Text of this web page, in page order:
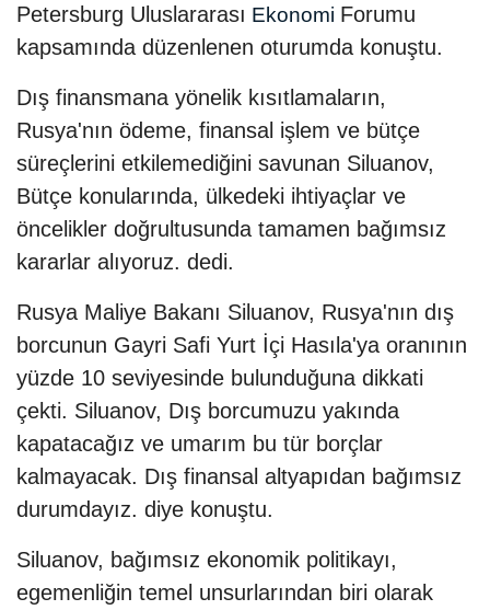
Petersburg Uluslararası Ekonomi Forumu
kapsamında düzenlenen oturumda konuştu.
Dış finansmana yönelik kısıtlamaların,
Rusya'nın ödeme, finansal işlem ve bütçe
süreçlerini etkilemediğini savunan Siluanov,
Bütçe konularında, ülkedeki ihtiyaçlar ve
öncelikler doğrultusunda tamamen bağımsız
kararlar alıyoruz. dedi.
Rusya Maliye Bakanı Siluanov, Rusya'nın dış
borcunun Gayri Safi Yurt İçi Hasıla'ya oranının
yüzde 10 seviyesinde bulunduğuna dikkati
çekti. Siluanov, Dış borcumuzu yakında
kapatacağız ve umarım bu tür borçlar
kalmayacak. Dış finansal altyapıdan bağımsız
durumdayız. diye konuştu.
Siluanov, bağımsız ekonomik politikayı,
egemenliğin temel unsurlarından biri olarak